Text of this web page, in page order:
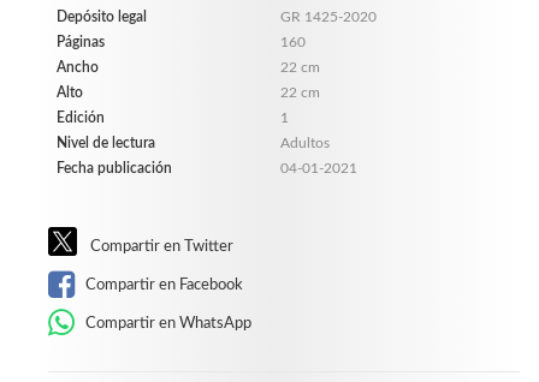
Depósito legal
GR 1425-2020
Páginas
160
Ancho
22 cm
Alto
22 cm
Edición
1
Nivel de lectura
Adultos
Fecha publicación
04-01-2021
Compartir en Twitter
Compartir en Facebook
Compartir en WhatsApp